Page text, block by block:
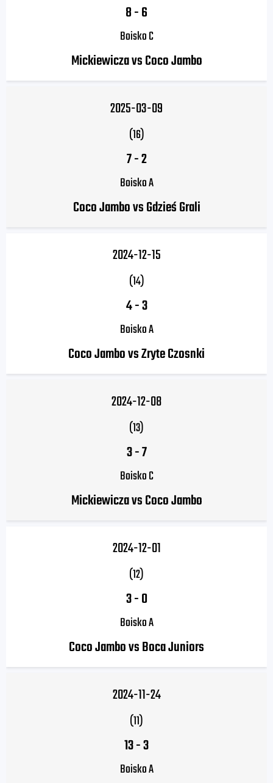
8-6
Boisko C
Mickiewicza vs Coco Jambo
2025-03-09
(16)
7-2
Boisko A
Coco Jambo vs Gdzieś Grali
2024-12-15
(14)
4-3
Boisko A
Coco Jambo vs Zryte Czosnki
2024-12-08
(13)
3-7
Boisko C
Mickiewicza vs Coco Jambo
2024-12-01
(12)
3-0
Boisko A
Coco Jambo vs Boca Juniors
2024-11-24
(11)
13-3
Boisko A